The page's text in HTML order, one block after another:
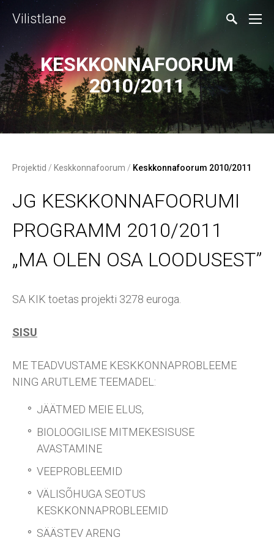
Vilistlane
KESKKONNAFOORUM
2010/2011
Projektid / Keskkonnafoorum / Keskkonnafoorum 2010/2011
JG KESKKONNAFOORUMI
PROGRAMM 2010/2011
„MA OLEN OSA LOODUSEST”
SA KIK toetas projekti 3278 euroga.
SISU
ME TEADVUSTAME KESKKONNAPROBLEEME
NING ARUTLEME TEEMADEL:
JÄÄTMED MEIE ELUS,
BIOLOOGILISE MITMEKESISUSE
AVASTAMINE
VEEPROBLEEMID
VÄLISÕHUGA SEOTUS
KESKKONNAPROBLEEMID
SÄÄSTEV ARENG